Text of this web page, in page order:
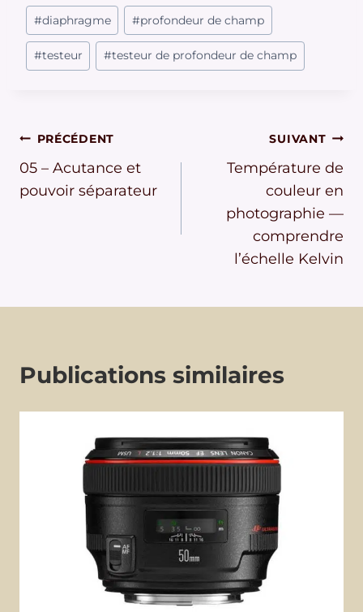
Étiquettes
de
la
#diaphragme #profondeur de champ
#testeur #testeur de profondeur de champ
Navigation
de
PRÉCÉDENT
05 – Acutance et
pouvoir séparateur
SUIVANT
Température de
couleur en
photographie —
comprendre
l’échelle Kelvin
Publications similaires